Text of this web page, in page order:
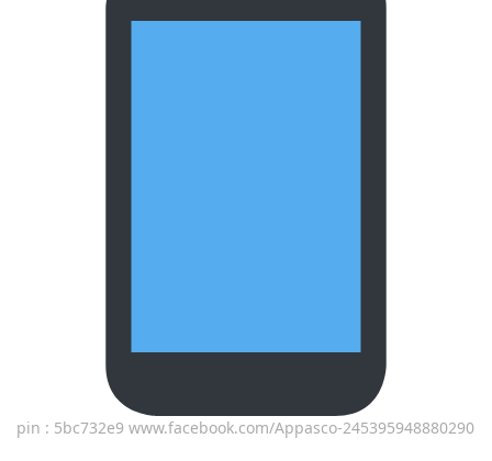
pin : 5bc732e9 www.facebook.com/Appasco-245395948880290